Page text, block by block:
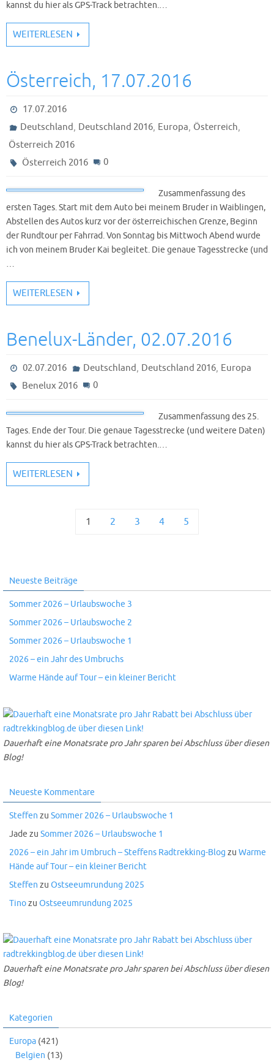
kannst du hier als GPS-Track betrachten.…
WEITERLESEN
Österreich, 17.07.2016
17.07.2016
Deutschland, Deutschland 2016, Europa, Österreich,
Österreich 2016
Österreich 2016
0
Zusammenfassung des
ersten Tages. Start mit dem Auto bei meinem Bruder in Waiblingen,
Abstellen des Autos kurz vor der österreichischen Grenze, Beginn
der Rundtour per Fahrrad. Von Sonntag bis Mittwoch Abend wurde
ich von meinem Bruder Kai begleitet. Die genaue Tagesstrecke (und
…
WEITERLESEN
Benelux-Länder, 02.07.2016
02.07.2016 Deutschland, Deutschland 2016, Europa
Benelux 2016
0
Zusammenfassung des 25.
Tages. Ende der Tour. Die genaue Tagesstrecke (und weitere Daten)
kannst du hier als GPS-Track betrachten.…
WEITERLESEN
1 2 3 4 5
Neueste Beiträge
Sommer 2026 – Urlaubswoche 3
Sommer 2026 – Urlaubswoche 2
Sommer 2026 – Urlaubswoche 1
2026 – ein Jahr des Umbruchs
Warme Hände auf Tour – ein kleiner Bericht
Dauerhaft eine Monatsrate pro Jahr sparen bei Abschluss über diesen
Blog!
Neueste Kommentare
Steffen zu Sommer 2026 – Urlaubswoche 1
Jade zu Sommer 2026 – Urlaubswoche 1
2026 – ein Jahr im Umbruch – Steffens Radtrekking-Blog zu Warme
Hände auf Tour – ein kleiner Bericht
Steffen zu Ostseeumrundung 2025
Tinozu Ostseeumrundung 2025
Dauerhaft eine Monatsrate pro Jahr sparen bei Abschluss über diesen
Blog!
Kategorien
Europa (421)
Belgien (13)